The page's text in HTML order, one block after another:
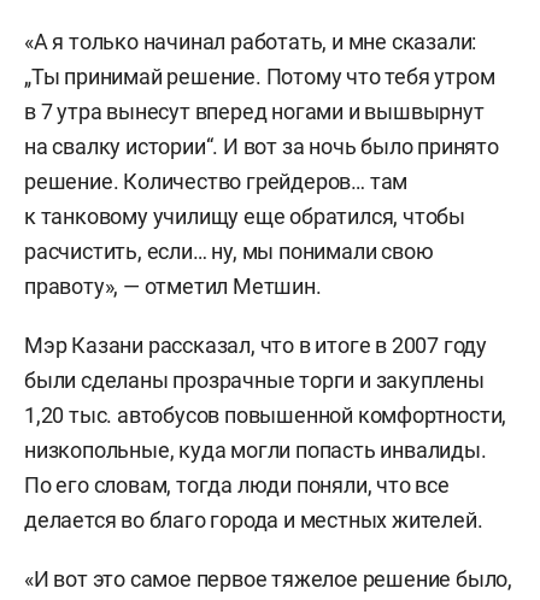
«А я только начинал работать, и мне сказали:
„Ты принимай решение. Потому что тебя утром
в 7 утра вынесут вперед ногами и вышвырнут
на свалку истории“. И вот за ночь было принято
решение. Количество грейдеров… там
к танковому училищу еще обратился, чтобы
расчистить, если… ну, мы понимали свою
правоту», — отметил Метшин.
Мэр Казани рассказал, что в итоге в 2007 году
были сделаны прозрачные торги и закуплены
1,20 тыс. автобусов повышенной комфортности,
низкопольные, куда могли попасть инвалиды.
По его словам, тогда люди поняли, что все
делается во благо города и местных жителей.
«И вот это самое первое тяжелое решение было,